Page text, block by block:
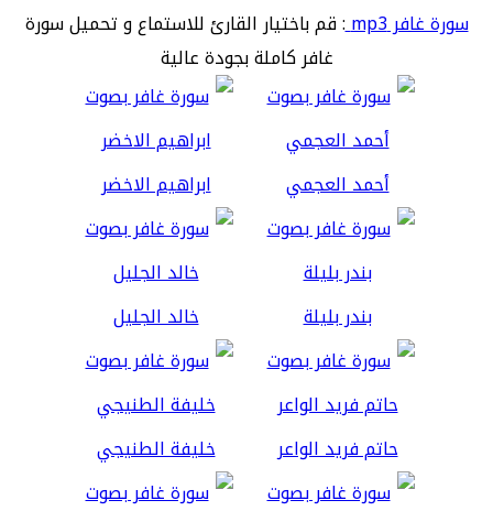
سورة غافر mp3
: قم باختيار القارئ للاستماع و تحميل سورة
غافر كاملة بجودة عالية
أحمد العجمي ابراهيم الاخضر
بندر بليلة خالد الجليل
حاتم فريد الواعر خليفة الطنيجي